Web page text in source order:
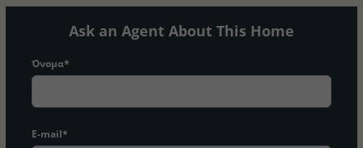
Ask an Agent About This Home
Όνομα*
E-mail*